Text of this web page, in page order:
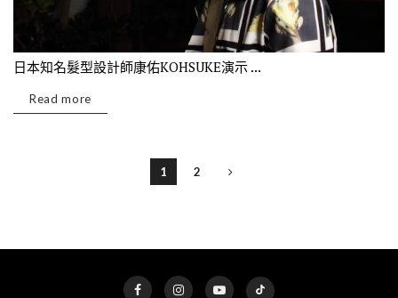
日本知名髮型設計師康佑KOHSUKE演示 ...
Read more
1 2